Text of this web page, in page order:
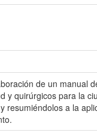
de un
y quirúrgicos para la
a la